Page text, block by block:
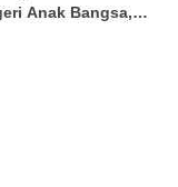
Anak Bangsa,